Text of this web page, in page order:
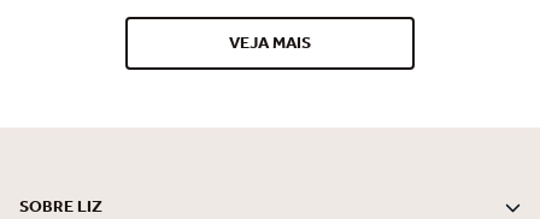
nuestros clientes, Liz se ha establecido en el mercado y ha sido
reconocida por sus lanzamientos pioneros y tecnológicos desde
1997. Somos una marca especializada en confort, bienestar y
VEJA MAIS
SOBRE LIZ